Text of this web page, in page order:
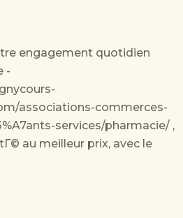
engagement quotidien
-
associations-commerces-
services/pharmacie/ ,
au meilleur prix, avec le